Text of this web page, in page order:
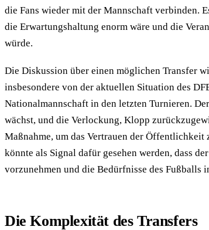
die Fans wieder mit der Mannschaft verbinden.
die Erwartungshaltung enorm wäre und die
würde.
Die Diskussion über einen möglichen Transfer
insbesondere von der aktuellen Situation des
Nationalmannschaft in den letzten Turnieren.
wächst, und die Verlockung, Klopp
Maßnahme, um das Vertrauen der
könnte als Signal dafür gesehen werden, dass
vorzunehmen und die Bedürfnisse des Fußballs
Die Komplexität des Transfers